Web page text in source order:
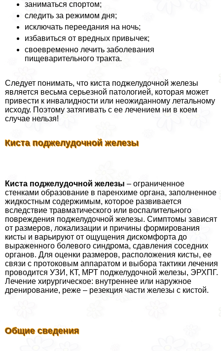
заниматься спортом;
следить за режимом дня;
исключать переедания на ночь;
избавиться от вредных привычек;
своевременно лечить заболевания
пищеварительного тpaкта.
Следует понимать, что киста поджелудочной железы
является весьма серьезной патологией, которая может
привести к инвалидности или неожиданному летальному
исходу. Поэтому затягивать с ее лечением ни в коем
случае нельзя!
Киста поджелудочной железы
Киста поджелудочной железы – ограниченное
стенками образование в паренхиме органа, заполненное
жидкостным содержимым, которое развивается
вследствие травматического или воспалительного
повреждения поджелудочной железы. Симптомы зависят
от размеров, локализации и причины формирования
кисты и варьируют от ощущения дискомфорта до
выраженного болевого синдрома, сдавления соседних
органов. Для оценки размеров, расположения кисты, ее
связи с протоковым аппаратом и выбора тактики лечения
проводится УЗИ, КТ, МРТ поджелудочной железы, ЭРХПГ.
Лечение хирургическое: внутреннее или наружное
дренирование, реже – резекция части железы с кистой.
Общие сведения